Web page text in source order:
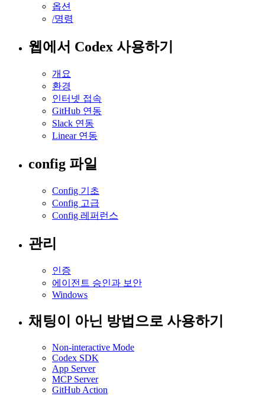
옵션
/명령
웹에서 Codex 사용하기
개요
환경
인터넷 접속
GitHub 연동
Slack 연동
Linear 연동
config 파일
Config 기초
Config 고급
Config 레퍼런스
관리
인증
에이전트 승인과 보안
Windows
채팅이 아닌 방법으로 사용하기
Non-interactive Mode
Codex SDK
App Server
MCP Server
GitHub Action